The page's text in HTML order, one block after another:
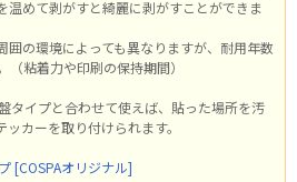
温めて剥がすと綺麗に剥がすことができま
囲の環境によっても異なりますが、耐用年数
粘着力や印刷の保持期間）
タイプと合わせて使えば、貼った場所を汚
カーを取り付けられます。
[COSPAオリジナル]